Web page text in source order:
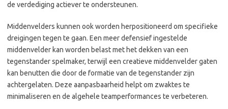
de verdediging actiever te ondersteunen.
Middenvelders kunnen ook worden herpositioneerd om specifieke
dreigingen tegen te gaan. Een meer defensief ingestelde
middenvelder kan worden belast met het dekken van een
tegenstander spelmaker, terwijl een creatieve middenvelder gaten
kan benutten die door de formatie van de tegenstander zijn
achtergelaten. Deze aanpasbaarheid helpt om zwaktes te
minimaliseren en de algehele teamperformances te verbeteren.